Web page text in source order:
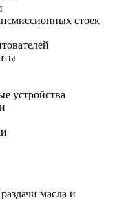
стоек
устройства
масла и